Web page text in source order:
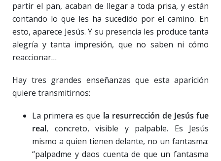
partir el pan, acaban de llegar a toda prisa, y están
contando lo que les ha sucedido por el camino. En
esto, aparece Jesús. Y su presencia les produce tanta
alegría y tanta impresión, que no saben ni cómo
reaccionar…
Hay tres grandes enseñanzas que esta aparición
quiere transmitirnos:
La primera es que la resurrección de Jesús fue
real, concreto, visible y palpable. Es Jesús
mismo a quien tienen delante, no un fantasma:
“palpadme y daos cuenta de que un fantasma